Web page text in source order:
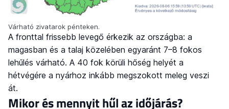
Várható zivatarok pénteken.
A fronttal frissebb levegő érkezik az országba: a
magasban és a talaj közelében egyaránt 7–8 fokos
lehűlés várható. A 40 fok körüli hőség helyét a
hétvégére a nyárhoz inkább megszokott meleg veszi
át.
Mikor és mennyit hűl az időjárás?